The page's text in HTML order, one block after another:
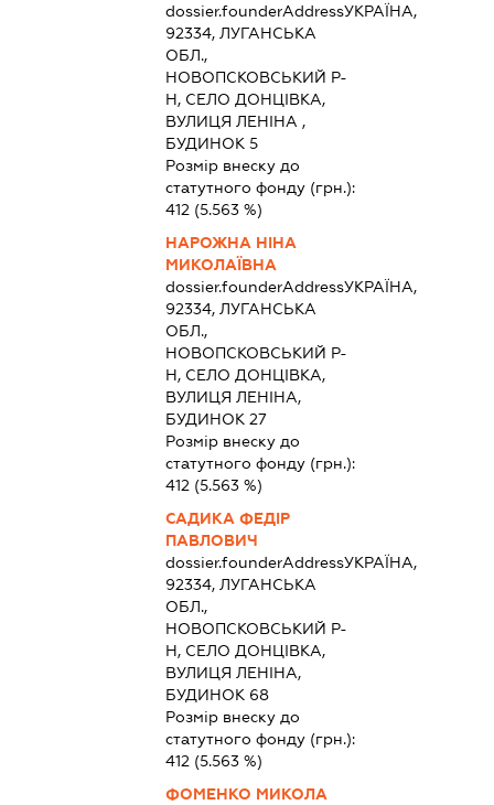
dossier.founderAddressУКРАЇНА,
92334, ЛУГАНСЬКА
ОБЛ.,
НОВОПСКОВСЬКИЙ Р-
Н, СЕЛО ДОНЦІВКА,
ВУЛИЦЯ ЛЕНІНА ,
БУДИНОК 5
Розмір внеску до
статутного фонду (грн.):
412 (5.563 %)
НАРОЖНА НІНА
МИКОЛАЇВНА
dossier.founderAddressУКРАЇНА,
92334, ЛУГАНСЬКА
ОБЛ.,
НОВОПСКОВСЬКИЙ Р-
Н, СЕЛО ДОНЦІВКА,
ВУЛИЦЯ ЛЕНІНА,
БУДИНОК 27
Розмір внеску до
статутного фонду (грн.):
412 (5.563 %)
САДИКА ФЕДІР
ПАВЛОВИЧ
dossier.founderAddressУКРАЇНА,
92334, ЛУГАНСЬКА
ОБЛ.,
НОВОПСКОВСЬКИЙ Р-
Н, СЕЛО ДОНЦІВКА,
ВУЛИЦЯ ЛЕНІНА,
БУДИНОК 68
Розмір внеску до
статутного фонду (грн.):
412 (5.563 %)
ФОМЕНКО МИКОЛА